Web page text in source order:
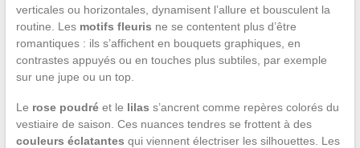
verticales ou horizontales, dynamisent l’allure et bousculent la
routine. Les motifs fleuris ne se contentent plus d’être
romantiques : ils s’affichent en bouquets graphiques, en
contrastes appuyés ou en touches plus subtiles, par exemple
sur une jupe ou un top.
Le rose poudréet le lilas s’ancrent comme repères colorés du
vestiaire de saison. Ces nuances tendres se frottent à des
couleurs éclatantes qui viennent électriser les silhouettes. Les